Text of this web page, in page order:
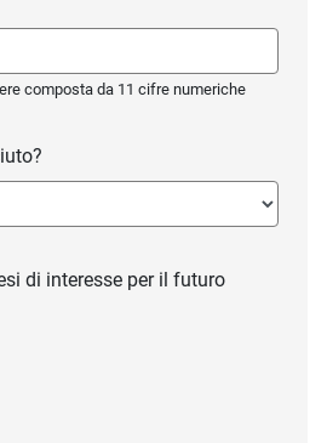
composta da 11 cifre numeriche
di interesse per il futuro